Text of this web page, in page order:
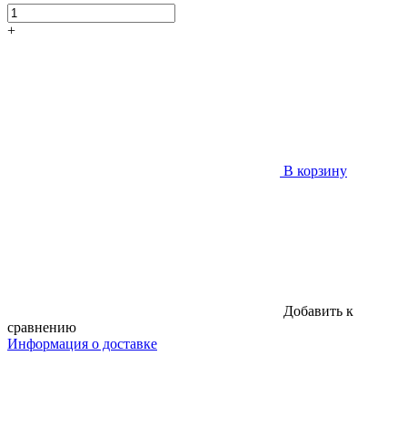
+
В корзину
Добавить к
сравнению
Информация о доставке